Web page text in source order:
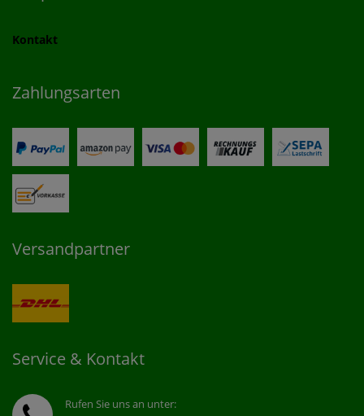
Kontakt
Zahlungsarten
Versandpartner
Service & Kontakt
Rufen Sie uns an unter: